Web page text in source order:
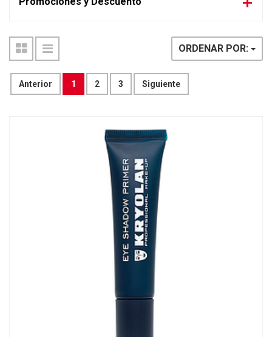
Anterior 1 2 3 Siguiente
ORDENAR POR: